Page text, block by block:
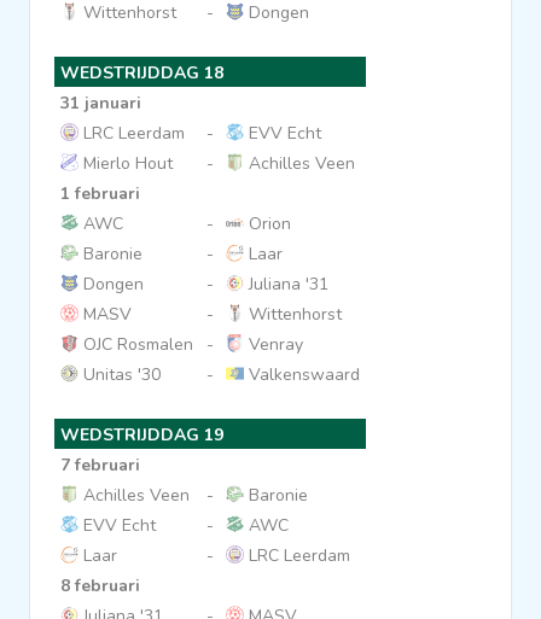
Wittenhorst
- Dongen
WEDSTRIJDDAG 18
31 januari
LRC Leerdam
-
EVV Echt
Mierlo Hout
-
Achilles Veen
1 februari
AWC
-
Orion
Baronie
-
Laar
Dongen
-
Juliana '31
MASV
-
Wittenhorst
OJC Rosmalen
-
Venray
Unitas '30
- Valkenswaard
WEDSTRIJDDAG 19
7 februari
Achilles Veen
-
Baronie
EVV Echt
-
AWC
Laar
-
LRC Leerdam
8 februari